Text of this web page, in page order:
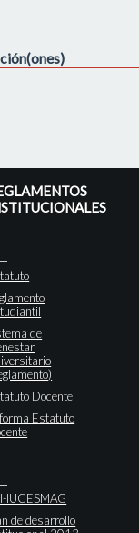
de
Docente
Estatuto
IUCESMAG
de desarrollo